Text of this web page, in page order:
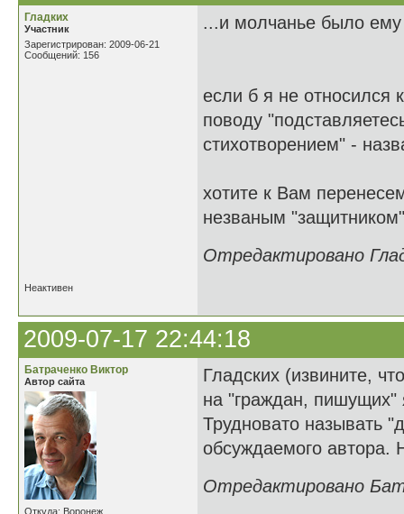
Гладких
Участник
Зарегистрирован: 2009-06-21
Сообщений: 156
...и молчанье было ему
если б я не
поводу
стихотворением" -
хотите к Вам
незваным
Отредактировано
Неактивен
2009-07-17 22:44:18
Батраченко Виктор
Автор сайта
Откуда: Воронеж
Гладских (извините,
на "граждан, пишущих"
Трудновато называть
обсуждаемого автора.
Отредактировано